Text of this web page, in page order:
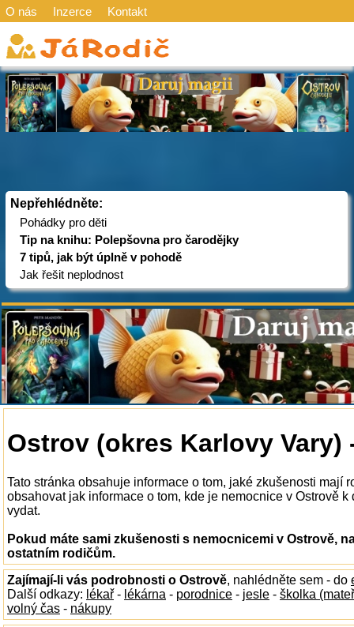
O nás Inzerce Kontakt
Nepřehlédněte:
Pohádky pro děti
Tip na knihu: Polepšovna pro čarodějky
7 tipů, jak být úplně v pohodě
Jak řešit neplodnost
Ostrov (okres Karlovy Vary)
Tato stránka obsahuje informace o tom, jaké zkušenosti mají
obsahovat jak informace o tom, kde je nemocnice v Ostrově
vydat.
Pokud máte sami zkušenosti s nemocnicemi v Ostrově,
ostatním rodičům.
Zajímají-li vás podrobnosti o Ostrově, nahlédněte sem - do
Další odkazy: lékař - lékárna - porodnice - jesle - školka
volný čas - nákupy